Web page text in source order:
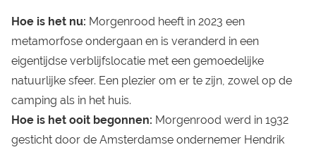
Hoe is het nu: Morgenrood heeft in 2023 een
metamorfose ondergaan en is veranderd in een
eigentijdse verblijfslocatie met een gemoedelijke
natuurlijke sfeer. Een plezier om er te zijn, zowel op de
camping als in het huis.
Hoe is het ooit begonnen: Morgenrood werd in 1932
gesticht door de Amsterdamse ondernemer Hendrik